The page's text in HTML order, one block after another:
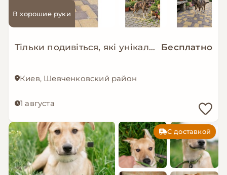
В хорошие руки
Тільки подивіться, які унікальні дівчатка шукають родини 😍 Бесплатно
Киев, Шевченковский район
1 августа
С доставкой